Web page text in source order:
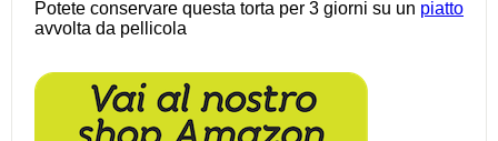
Potete conservare questa torta per 3 giorni su un piatto
avvolta da pellicola